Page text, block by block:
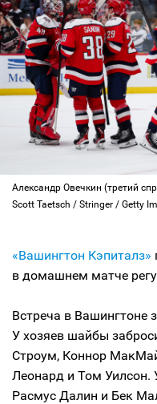
Александр Овечкин (третий
Scott Taetsch / Stringer / Getty
«Вашингтон Кэпиталз»
в домашнем матче
Встреча в Вашингтоне
У хозяев шайбы
Строум, Коннор
Леонард и Том Уилсон.
Расмус Далин и Бек